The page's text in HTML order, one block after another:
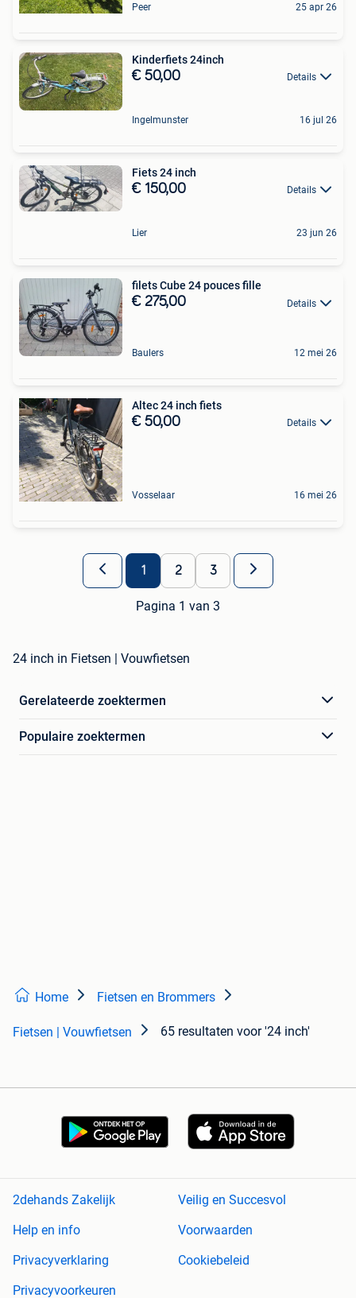
Peer 25 apr 26
Kinderfiets 24inch
€ 50,00 Details
Ingelmunster 16 jul 26
Fiets 24 inch
€ 150,00 Details
Lier 23 jun 26
filets Cube 24 pouces fille
€ 275,00 Details
Baulers 12 mei 26
Altec 24 inch fiets
€ 50,00 Details
Vosselaar 16 mei 26
1 2 3
Pagina 1 van 3
24 inch in Fietsen | Vouwfietsen
Gerelateerde zoektermen
Populaire zoektermen
Home Fietsen en Brommers
Fietsen | Vouwfietsen 65 resultaten voor '24 inch'
2dehands Zakelijk
Veilig en Succesvol
Help en info
Voorwaarden
Privacyverklaring
Cookiebeleid
Privacyvoorkeuren